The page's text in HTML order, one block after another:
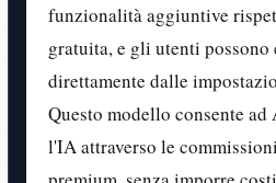
funzionalità aggiuntive
gratuita, e gli utenti possono
direttamente dalle
Questo modello consente
l'IA attraverso le